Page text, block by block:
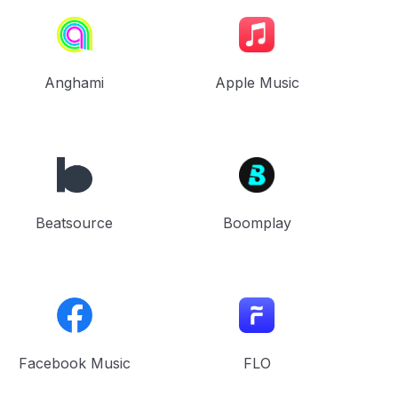
Anghami Apple Music
Beatsource Boomplay
Facebook Music FLO